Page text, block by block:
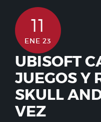
11
ENE 23
UBISOFT
JUEGOS Y
SKULL
VEZ